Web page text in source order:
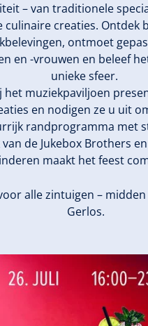
– van traditionele
culinaire creaties. Ontdek
ontmoet
en -vrouwen en beleef
unieke sfeer.
het muziekpaviljoen
en nodigen ze u uit
randprogramma met
de Jukebox Brothers
maakt het feest
alle zintuigen –
Gerlos.